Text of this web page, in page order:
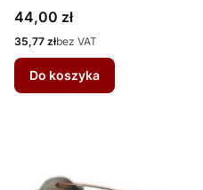
Cena
44,00 zł
Cena
35,77 złbez VAT
Do koszyka